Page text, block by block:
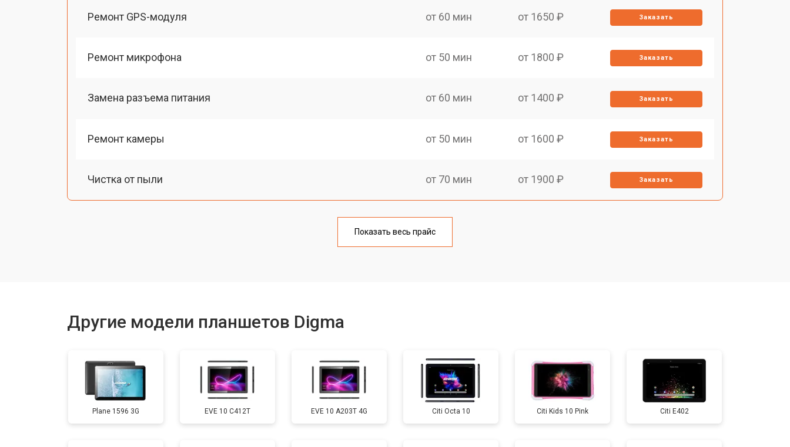
Ремонт GPS-модуля от 60 мин от 1650 ₽ Заказать
Ремонт микрофона от 50 мин от 1800 ₽ Заказать
Замена разъема питания от 60 мин от 1400 ₽ Заказать
Ремонт камеры от 50 мин от 1600 ₽ Заказать
Чистка от пыли от 70 мин от 1900 ₽ Заказать
от 50 мин
Замена аккумулятора от 50 мин от 1500 ₽ Заказать
Замена Wi-Fi от 60 мин от 1700 ₽ Заказать
Показать весь прайс
Другие модели планшетов Digma
Plane 1596 3G EVE 10 C412T EVE 10 A203T 4G Citi Octa 10 Citi Kids 10 Pink Citi E402